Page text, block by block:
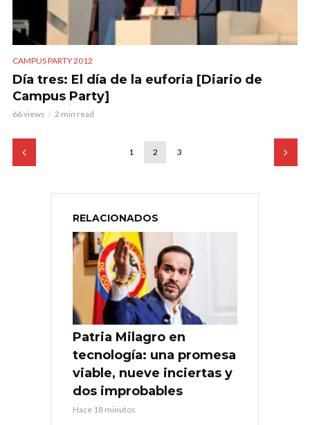
CAMPUS PARTY 2012
Día tres: El día de la euforia [Diario de
Campus Party]
66 views 2 min read
1 2 3
RELACIONADOS
Patria Milagro en
tecnología: una promesa
viable, nueve inciertas y
dos improbables
Hace 18 minutos